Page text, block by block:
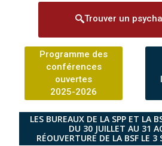
Trouver un
Programme des
conférences
ouvertes
2025-2026
LES BUREAUX DE LA SPP ET LA
DU 30 JUILLET AU 31
RÉOUVERTURE DE LA BSF LE